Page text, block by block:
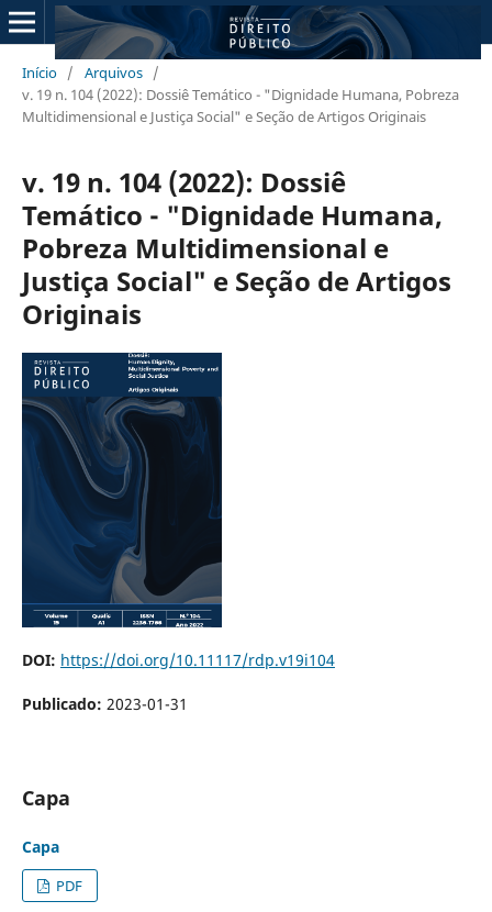
Início / Arquivos /
v. 19 n. 104 (2022): Dossiê Temático - "Dignidade Humana, Pobreza
Multidimensional e Justiça Social" e Seção de Artigos Originais
v. 19 n. 104 (2022): Dossiê
Temático - "Dignidade Humana,
Pobreza Multidimensional e
Justiça Social" e Seção de Artigos
Originais
DOI: https://doi.org/10.11117/rdp.v19i104
Publicado: 2023-01-31
Capa
Capa
PDF